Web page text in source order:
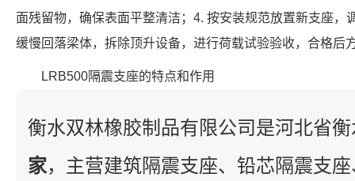
面残留物，确保表面平整清洁；4. 按安装规范放置新支座，
缓慢回落梁体，拆除顶升设备，进行荷载试验验收，合格后
LRB500隔震支座的特点和作用
衡水双林橡胶制品有限公司是河北省
家，主营建筑隔震支座、铅芯隔震支